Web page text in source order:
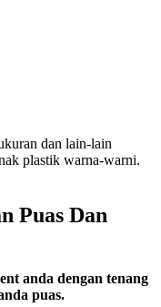
dan lain-lain
plastik warna-warni.
Puas Dan
anda dengan tenang
puas.